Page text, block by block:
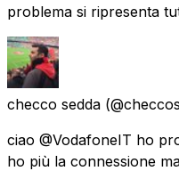
problema si ripresenta
checco sedda
ciao @VodafoneIT ho
ho più la connessione